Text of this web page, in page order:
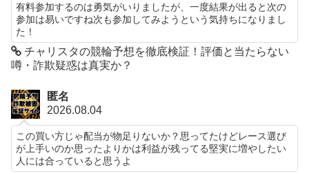
有料参加するのは勇気がいりましたが、一度結果が出ると次の
参加は易いですね次も参加してみようという気持ちになりまし
た！
チャリスタの競輪予想を徹底検証！評価と当たらない
噂・詐欺疑惑は真実か？
匿名
2026.08.04
この買い方じゃ配当が物足りないか？思ってたけどレース選び
が上手いのか思ったよりかは利益が残ってる堅実に増やしたい
人には合っていると思うよ